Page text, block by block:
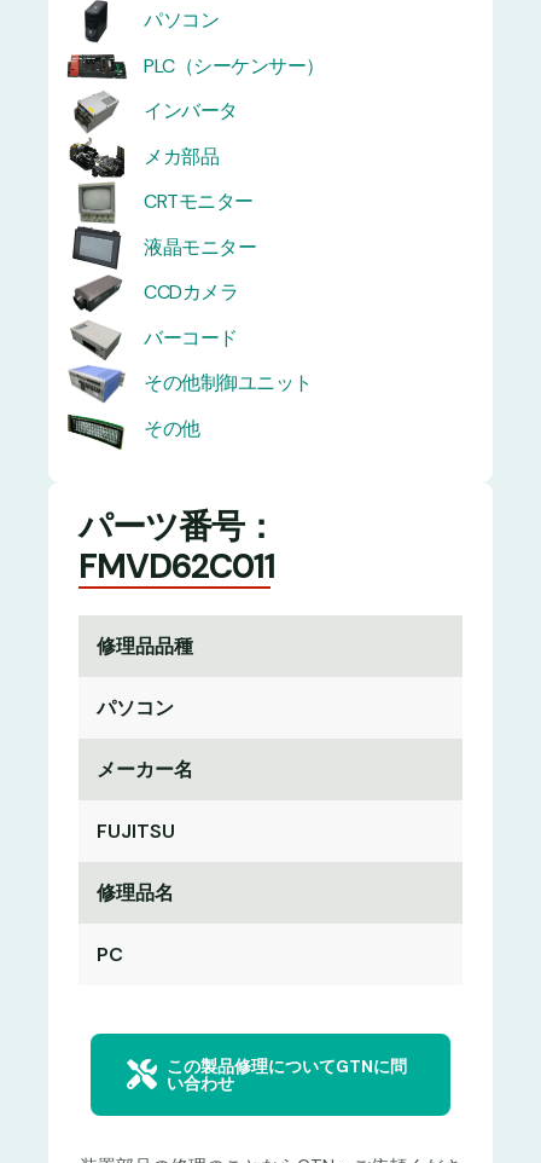
パソコン
PLC（シーケンサー）
インバータ
メカ部品
CRTモニター
液晶モニター
CCDカメラ
バーコード
その他制御ユニット
その他
パーツ番号：
FMVD62C011
修理品品種
パソコン
メーカー名
FUJITSU
修理品名
PC
この製品修理についてGTNに問
い合わせ